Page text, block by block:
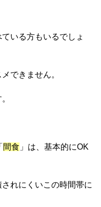
いる方もいるでしょ
できません。
間食 」は、基本的にOK
れにくいこの時間帯に